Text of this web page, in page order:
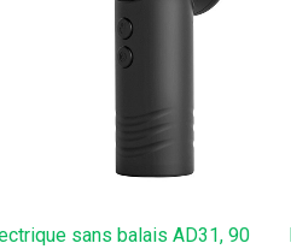
sans balais AD31, 90